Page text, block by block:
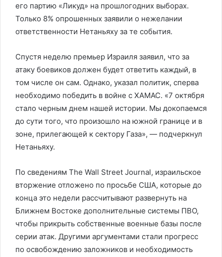
его партию «Ликуд» на прошлогодних выборах.
Только 8% опрошенных заявили о нежелании
ответственности Нетаньяху за те события.
Спустя неделю премьер Израиля заявил, что за
атаку боевиков должен будет ответить каждый, в
том числе он сам. Однако, указал политик, сперва
необходимо победить в войне с ХАМАС. «7 октября
стало черным днем нашей истории. Мы докопаемся
до сути того, что произошло на южной границе и в
зоне, прилегающей к сектору Газа», — подчеркнул
Нетаньяху.
По сведениям The Wall Street Journal, израильское
вторжение отложено по просьбе США, которые до
конца это недели рассчитывают развернуть на
Ближнем Востоке дополнительные системы ПВО,
чтобы прикрыть собственные военные базы после
серии атак. Другими аргументами стали прогресс
по освобождению заложников и необходимость